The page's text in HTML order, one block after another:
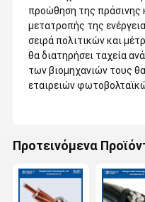
προώθηση της πράσινης
μετατροπής της
σειρά πολιτικών και
θα διατηρήσει ταχεία
των βιομηχανιών τους
εταιρειών
Προτεινόμενα